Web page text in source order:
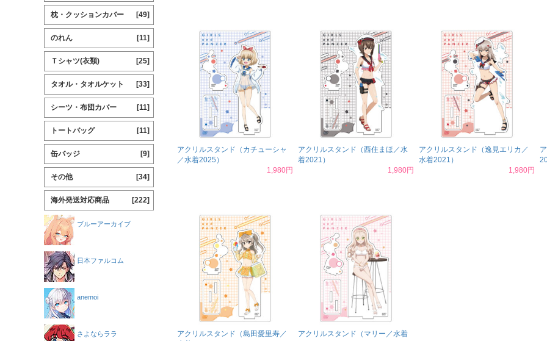
アクリルスタンド（カチューシャ
／水着2025）
1,980円
アクリルスタンド（西住まほ／水
着2021）
1,980円
アクリルスタンド（逸見エリカ／
水着2021）
1,980円
アクリルスタンド（島田愛里寿／
アクリルスタンド（マリー／水着
枕・クッションカバー [49]
のれん [11]
Ｔシャツ(衣類) [25]
タオル・タオルケット [33]
シーツ・布団カバー [11]
トートバッグ [11]
缶バッジ [9]
その他 [34]
海外発送対応商品 [222]
ブルーアーカイブ
日本ファルコム
anemoi
さよならララ